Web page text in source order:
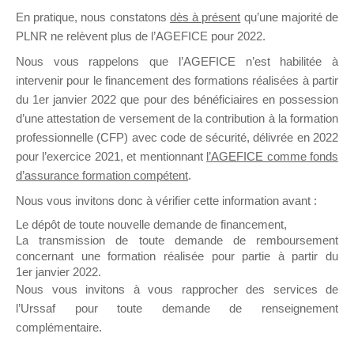
Ce groupe est destiné aux Organismes de
Formation qui souhaitent répondre à l’Appel à
Propositions Mallette du Dirigeant.
sur lequel il est possible de laisser un message
ou poser une question.
NB : Il est nécessaire d’êtreinscrit(e)pour
pouvoir rejoindre ce groupe
En pratique, nous constatons dès à présent qu’une majorité de
PLNR ne relèvent plus de l’AGEFICE pour 2022.
Nous vous rappelons que l’AGEFICE n’est habilitée à
intervenir pour le financement des formations réalisées à partir
du 1er janvier 2022 que pour des bénéficiaires en possession
d’une attestation de versement de la contribution à la formation
professionnelle (CFP) avec code de sécurité, délivrée en 2022
pour l’exercice 2021, et mentionnant l’AGEFICE comme fonds
d’assurance formation compétent.
Nous vous invitons donc à vérifier cette information avant :
Le dépôt de toute nouvelle demande de financement,
La transmission de toute demande de remboursement
concernant une formation réalisée pour partie à partir du
1er janvier 2022.
Nous vous invitons à vous rapprocher des services de
l’Urssaf pour toute demande de renseignement
complémentaire.